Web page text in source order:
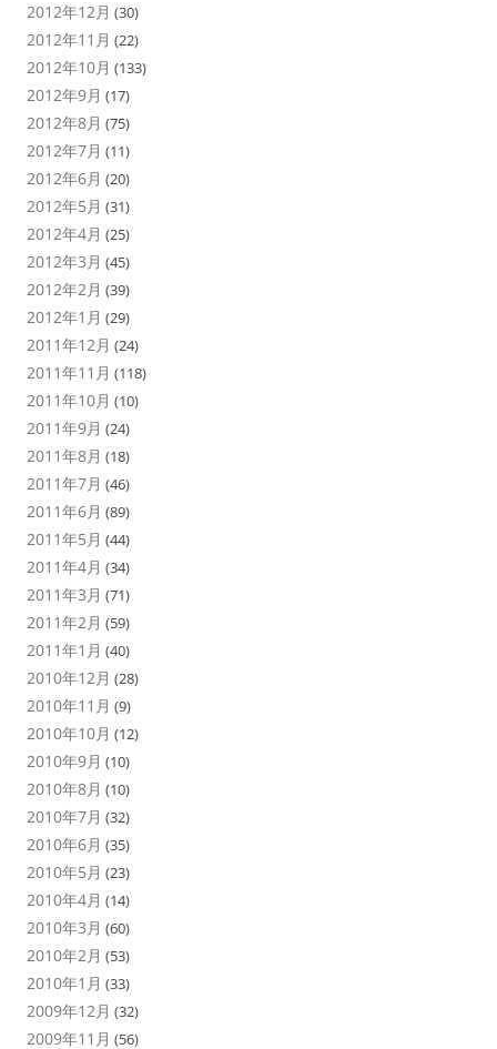
2012年12月 (30)
2012年11月 (22)
2012年10月 (133)
2012年9月 (17)
2012年8月 (75)
2012年7月 (11)
2012年6月 (20)
2012年5月 (31)
2012年4月 (25)
2012年3月 (45)
2012年2月 (39)
2012年1月 (29)
2011年12月 (24)
2011年11月 (118)
2011年10月 (10)
2011年9月 (24)
2011年8月 (18)
2011年7月 (46)
2011年6月 (89)
2011年5月 (44)
2011年4月 (34)
2011年3月 (71)
2011年2月 (59)
2011年1月 (40)
2010年12月 (28)
2010年11月 (9)
2010年10月 (12)
2010年9月 (10)
2010年8月 (10)
2010年7月 (32)
2010年6月 (35)
2010年5月 (23)
2010年4月 (14)
2010年3月 (60)
2010年2月 (53)
2010年1月 (33)
2009年12月 (32)
2009年11月 (56)